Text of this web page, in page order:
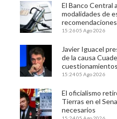
El Banco Central
modalidades de
15:2605 Ago 2026
Javier Iguacel
de la causa
15:2405 Ago 2026
El oficialismo
Tierras en el
necesarios